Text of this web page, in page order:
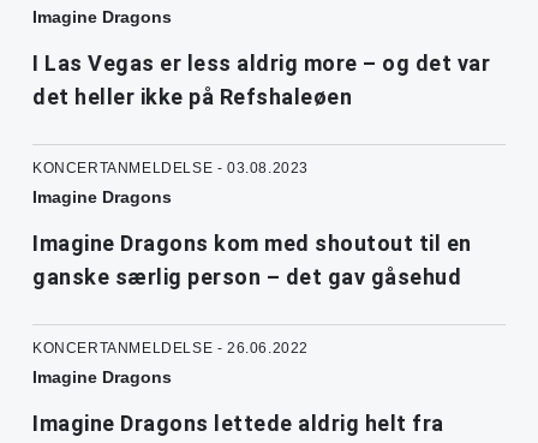
Imagine Dragons
I Las Vegas er less aldrig more – og det var
det heller ikke på Refshaleøen
KONCERTANMELDELSE - 03.08.2023
Imagine Dragons
Imagine Dragons kom med shoutout til en
ganske særlig person – det gav gåsehud
KONCERTANMELDELSE - 26.06.2022
Imagine Dragons
Imagine Dragons lettede aldrig helt fra